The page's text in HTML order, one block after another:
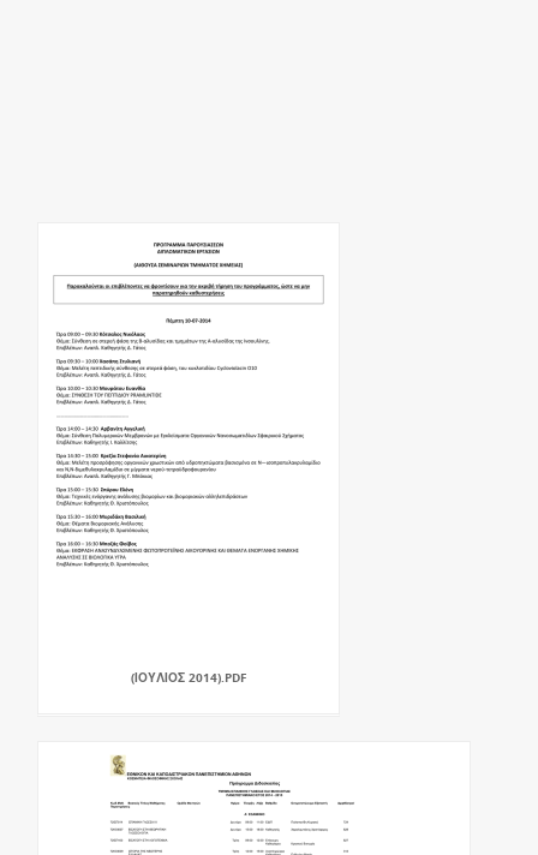
(ΙΟΥΛΙΟΣ 2014).PDF